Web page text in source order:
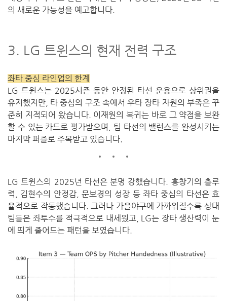
의 새로운 가능성을 예고합니다.
3. LG 트윈스의 현재 전력 구조
좌타 중심 라인업의 한계
LG 트윈스는 2025시즌 동안 안정된 타선 운용으로 상위권을
유지했지만, 타 중심의 구조 속에서 우타 장타 자원의 부족은 꾸
준히 지적되어 왔습니다. 이재원의 복귀는 바로 그 약점을 보완
할 수 있는 카드로 평가받으며, 팀 타선의 밸런스를 완성시키는
마지막 퍼즐로 주목받고 있습니다.
LG 트윈스의 2025년 타선은 분명 강했습니다. 홍창기의 출루
력, 김현수의 안정감, 문보경의 성장 등 좌타 중심의 타선은 효
율적으로 작동했습니다.그러나 가을야구에 가까워질수록 상대
팀들은 좌투수를 적극적으로 내세웠고, LG는 장타 생산력이 눈
에 띄게 줄어드는 패턴을 보였습니다.